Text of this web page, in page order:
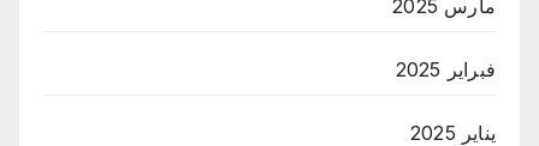
مارس 2025
فبراير 2025
يناير 2025